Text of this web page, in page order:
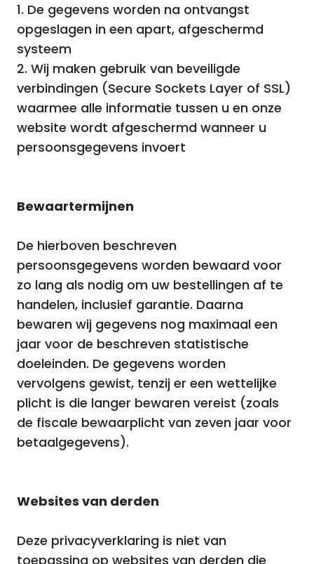
1. De gegevens worden na ontvangst
opgeslagen in een apart, afgeschermd
systeem
2. Wij maken gebruik van beveiligde
verbindingen (Secure Sockets Layer of SSL)
waarmee alle informatie tussen u en onze
website wordt afgeschermd wanneer u
persoonsgegevens invoert
Bewaartermijnen
De hierboven beschreven
persoonsgegevens worden bewaard voor
zo lang als nodig om uw bestellingen af te
handelen, inclusief garantie. Daarna
bewaren wij gegevens nog maximaal een
jaar voor de beschreven statistische
doeleinden. De gegevens worden
vervolgens gewist, tenzij er een wettelijke
plicht is die langer bewaren vereist (zoals
de fiscale bewaarplicht van zeven jaar voor
betaalgegevens).
Websites van derden
Deze privacyverklaring is niet van
toepassing op websites van derden die